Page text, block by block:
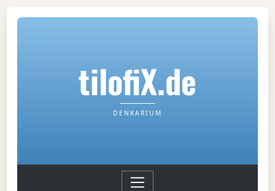
tilofiX.de
DENKARIUM